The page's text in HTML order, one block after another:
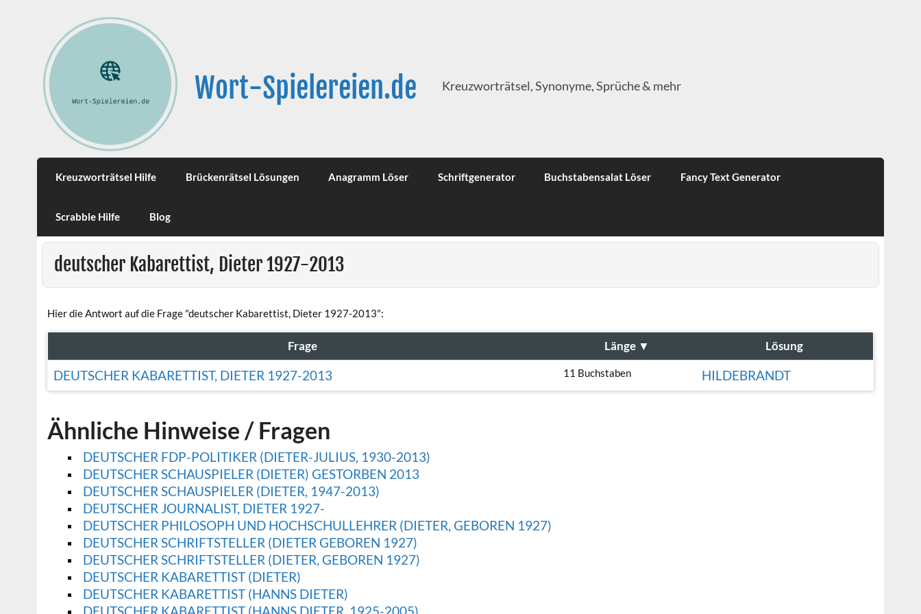
Wort-Spielereien.de Kreuzworträtsel, Synonyme, Sprüche & mehr
Kreuzworträtsel Hilfe Brückenrätsel Lösungen Anagramm Löser Schriftgenerator Buchstabensalat Löser Fancy Text Generator
Scrabble Hilfe Blog
deutscher Kabarettist, Dieter 1927-2013
Hier die Antwort auf die Frage "deutscher Kabarettist, Dieter 1927-2013":
Frage Länge ▼ Lösung
DEUTSCHER KABARETTIST, DIETER 1927-2013 11 Buchstaben HILDEBRANDT
Ähnliche Hinweise / Fragen
DEUTSCHER FDP-POLITIKER (DIETER-JULIUS, 1930-2013)
DEUTSCHER SCHAUSPIELER (DIETER) GESTORBEN 2013
DEUTSCHER SCHAUSPIELER (DIETER, 1947-2013)
DEUTSCHER JOURNALIST, DIETER 1927-
DEUTSCHER PHILOSOPH UND HOCHSCHULLEHRER (DIETER, GEBOREN 1927)
DEUTSCHER SCHRIFTSTELLER (DIETER GEBOREN 1927)
DEUTSCHER SCHRIFTSTELLER (DIETER, GEBOREN 1927)
DEUTSCHER KABARETTIST (DIETER)
DEUTSCHER KABARETTIST (HANNS DIETER)